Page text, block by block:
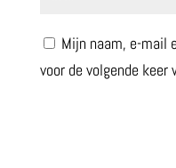
Mijn naam, e-mail
voor de volgende